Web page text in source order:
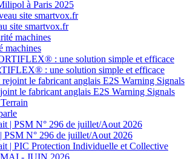
à Paris 2025
site smartvox.fr
machines
: une solution simple et efficace
le fabricant anglais E2S Warning Signals
PSM N° 296 de juillet/Aout 2026